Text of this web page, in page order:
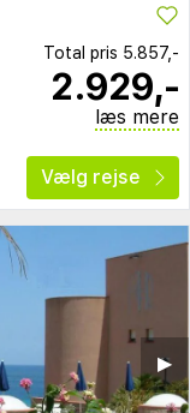
Total pris 5.857,-
2.929,-
læs mere
Vælg rejse
▶︎